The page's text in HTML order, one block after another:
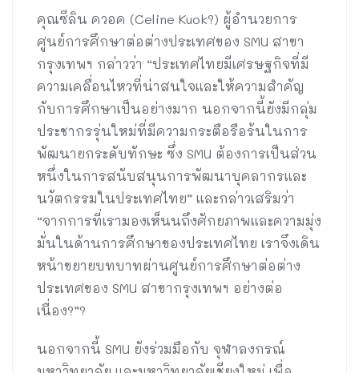
คุณซีลิน ควอค (Celine Kuok?) ผู้อำนวยการ
ศูนย์การศึกษาต่อต่างประเทศของ SMU สาขา
กรุงเทพฯ กล่าวว่า “ประเทศไทยมีเศรษฐกิจที่มี
ความเคลื่อนไหวที่น่าสนใจและให้ความสำคัญ
กับการศึกษาเป็นอย่างมาก นอกจากนี้ยังมีกลุ่ม
ประชากรรุ่นใหม่ที่มีความกระตือรือร้นในการ
พัฒนายกระดับทักษะ ซึ่ง SMU ต้องการเป็นส่วน
หนึ่งในการสนับสนุนการพัฒนาบุคลากรและ
นวัตกรรมในประเทศไทย” และกล่าวเสริมว่า
“จากการที่เรามองเห็นนถึงศักยภาพและความมุ่ง
มั่นในด้านการศึกษาของประเทศไทย เราจึงเดิน
หน้าขยายบทบาทผ่านศูนย์การศึกษาต่อต่าง
ประเทศของ SMU สาขากรุงเทพฯ อย่างต่อ
เนื่อง?”?
นอกจากนี้ SMU ยังร่วมมือกับ จุฬาลงกรณ์